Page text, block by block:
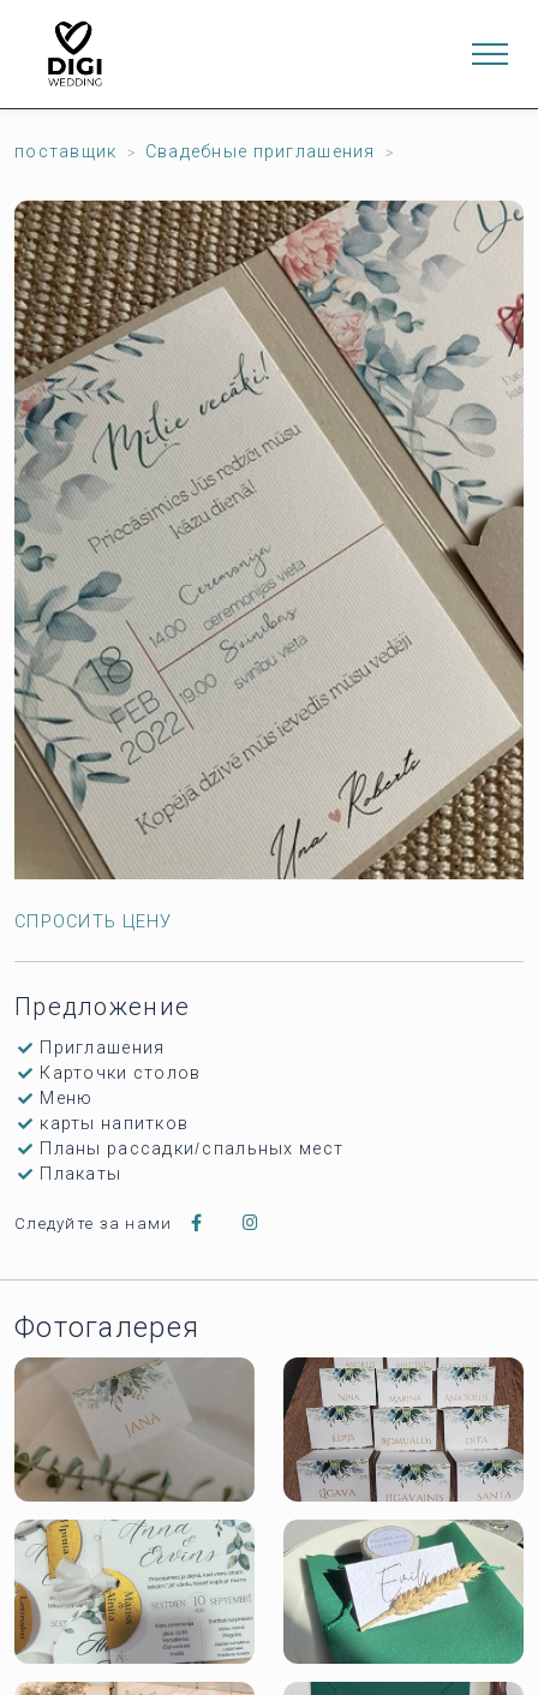
ИНТЕРНЕТ-МАГАЗИН
0
LV EN RU Войти
поставщик Свадебные приглашения
СПРОСИТЬ ЦЕНУ
Предложение
Приглашения
Карточки столов
Меню
карты напитков
Планы рассадки/спальных мест
Плакаты
Следуйте за нами
Фотогалерея